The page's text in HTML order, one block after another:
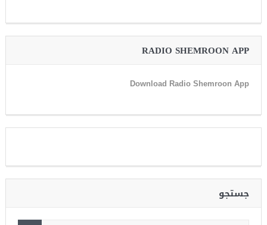
RADIO SHEMROON APP
Download Radio Shemroon App
جستجو